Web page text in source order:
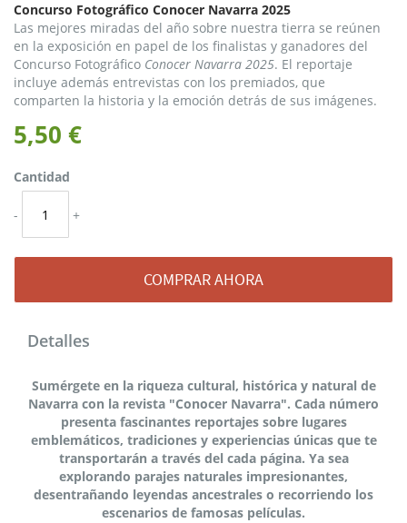
Concurso Fotográfico Conocer Navarra 2025
Las mejores miradas del año sobre nuestra tierra se reúnen
en la exposición en papel de los finalistas y ganadores del
Concurso Fotográfico Conocer Navarra 2025. El reportaje
incluye además entrevistas con los premiados, que
comparten la historia y la emoción detrás de sus imágenes.
5,50 €
Cantidad
- +
COMPRAR AHORA
Detalles
Sumérgete en la riqueza cultural, histórica y natural de
Navarra con la revista "Conocer Navarra". Cada número
presenta fascinantes reportajes sobre lugares
emblemáticos, tradiciones y experiencias únicas que te
transportarán a través del cada página. Ya sea
explorando parajes naturales impresionantes,
desentrañando leyendas ancestrales o recorriendo los
escenarios de famosas películas.